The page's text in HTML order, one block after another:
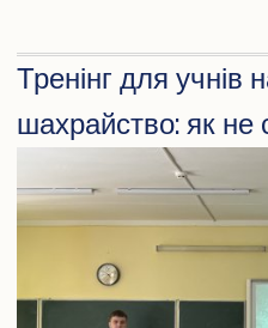
Тренінг для учнів
шахрайство: як не